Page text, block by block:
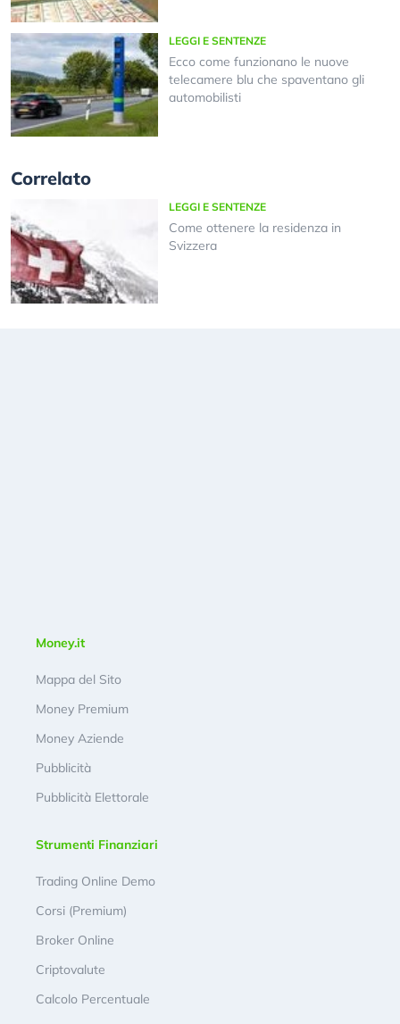
LEGGI E SENTENZE
Ecco come funzionano le nuove
telecamere blu che spaventano gli
automobilisti
Correlato
LEGGI E SENTENZE
Come ottenere la residenza in
Svizzera
Money.it
Mappa del Sito
Money Premium
Money Aziende
Pubblicità
Pubblicità Elettorale
Strumenti Finanziari
Trading Online Demo
Corsi (Premium)
Broker Online
Criptovalute
Calcolo Percentuale